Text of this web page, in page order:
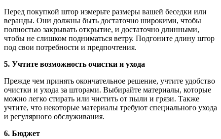
Перед покупкой штор измерьте размеры вашей беседки или
веранды. Они должны быть достаточно широкими, чтобы
полностью закрывать открытие, и достаточно длинными,
чтобы не слишком подниматься ветру. Подгоните длину штор
под свои потребности и предпочтения.
5. Учтите возможность очистки и ухода
Прежде чем принять окончательное решение, учтите удобство
очистки и ухода за шторами. Выбирайте материалы, которые
можно легко стирать или чистить от пыли и грязи. Также
учтите, что некоторые материалы требуют специального ухода
и регулярного обслуживания.
6. Бюджет